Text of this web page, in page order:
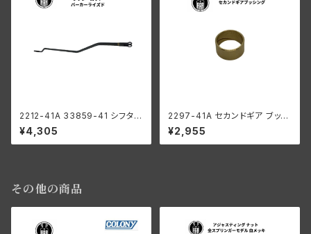
2212-41A 33859-41 シフター
ロッド ハーレーダビッドソン 19
41-50年 WL G パーカーライズ
ド ミッション
¥4,305
2297-41A セカンドギア ブッシ
ング ハーレーダビッドソン 1941
-73年 WL G
¥2,955
その他の商品